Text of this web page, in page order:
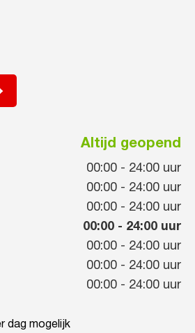
Altijd geopend
00:00 - 24:00 uur
00:00 - 24:00 uur
00:00 - 24:00 uur
00:00 - 24:00 uur
00:00 - 24:00 uur
00:00 - 24:00 uur
00:00 - 24:00 uur
dag mogelijk